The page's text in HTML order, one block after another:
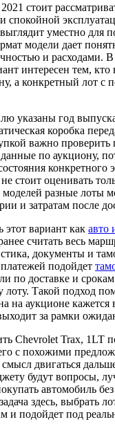
стоит
спокойной
уместно для
модели дает
и расходами.
интересен тем, кто
а конкретный лот с
указаны год
коробка
важно проверить
по аукциону,
конкретного
стоит оценивать
разные лоты
и затратам после
этот вариант как
считать весь
документы и
подойдет
по доставке и
Такой подход
на аукционе
за рамки
Chevrolet Trax, 1LT
с похожими
смысл двигаться
будут вопросы,
автомобиль
здесь, выбрать
и подойдет под